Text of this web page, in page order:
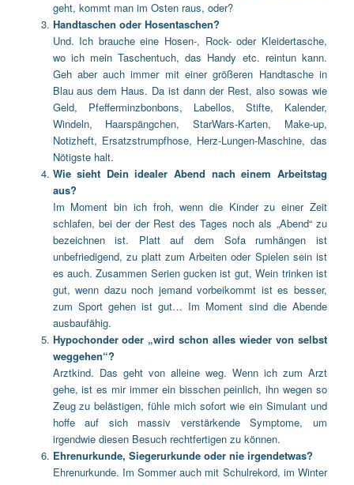
geht, kommt man im Osten raus, oder?
Handtaschen oder Hosentaschen?
Und. Ich brauche eine Hosen-, Rock- oder Kleidertasche,
wo ich mein Taschentuch, das Handy etc. reintun kann.
Geh aber auch immer mit einer größeren Handtasche in
Blau aus dem Haus. Da ist dann der Rest, also sowas wie
Geld, Pfefferminzbonbons, Labellos, Stifte, Kalender,
Windeln, Haarspängchen, StarWars-Karten, Make-up,
Notizheft, Ersatzstrumpfhose, Herz-Lungen-Maschine, das
Nötigste halt.
Wie sieht Dein idealer Abend nach einem Arbeitstag
aus?
Im Moment bin ich froh, wenn die Kinder zu einer Zeit
schlafen, bei der der Rest des Tages noch als „Abend“ zu
bezeichnen ist. Platt auf dem Sofa rumhängen ist
unbefriedigend, zu platt zum Arbeiten oder Spielen sein ist
es auch. Zusammen Serien gucken ist gut, Wein trinken ist
gut, wenn dazu noch jemand vorbeikommt ist es besser,
zum Sport gehen ist gut… Im Moment sind die Abende
ausbaufähig.
Hypochonder oder „wird schon alles wieder von selbst
weggehen“?
Arztkind. Das geht von alleine weg. Wenn ich zum Arzt
gehe, ist es mir immer ein bisschen peinlich, ihn wegen so
Zeug zu belästigen, fühle mich sofort wie ein Simulant und
hoffe auf sich massiv verstärkende Symptome, um
irgendwie diesen Besuch rechtfertigen zu können.
Ehrenurkunde, Siegerurkunde oder nie irgendetwas?
Ehrenurkunde. Im Sommer auch mit Schulrekord, im Winter